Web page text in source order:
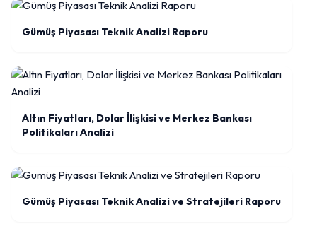
Gümüş Piyasası Teknik Analizi Raporu
Altın Fiyatları, Dolar İlişkisi ve Merkez Bankası
Politikaları Analizi
Gümüş Piyasası Teknik Analizi ve Stratejileri Raporu